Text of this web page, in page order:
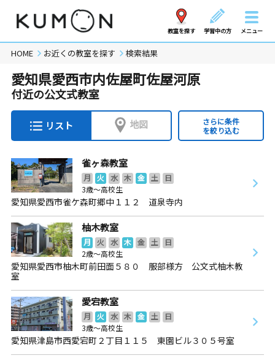
教室を探す 学習中の方 メニュー
HOME お近くの教室を探す 検索結果
愛知県愛西市内佐屋町佐屋河原
付近の公文式教室
リスト 地図
さらに条件
を絞り込む
雀ヶ森教室
月 火 水 木 金 土
日
3歳～高校生
愛知県愛西市雀ケ森町郷中１１２ 道泉寺内
柚木教室
月 火 水 木 金 土
日
2歳～高校生
愛知県愛西市柚木町前田面５８０ 服部様方 公文式柚木教
室
愛宕教室
月 火 水 木 金 土
日
3歳～高校生
愛知県津島市西愛宕町２丁目１１５ 東園ビル３０５号室